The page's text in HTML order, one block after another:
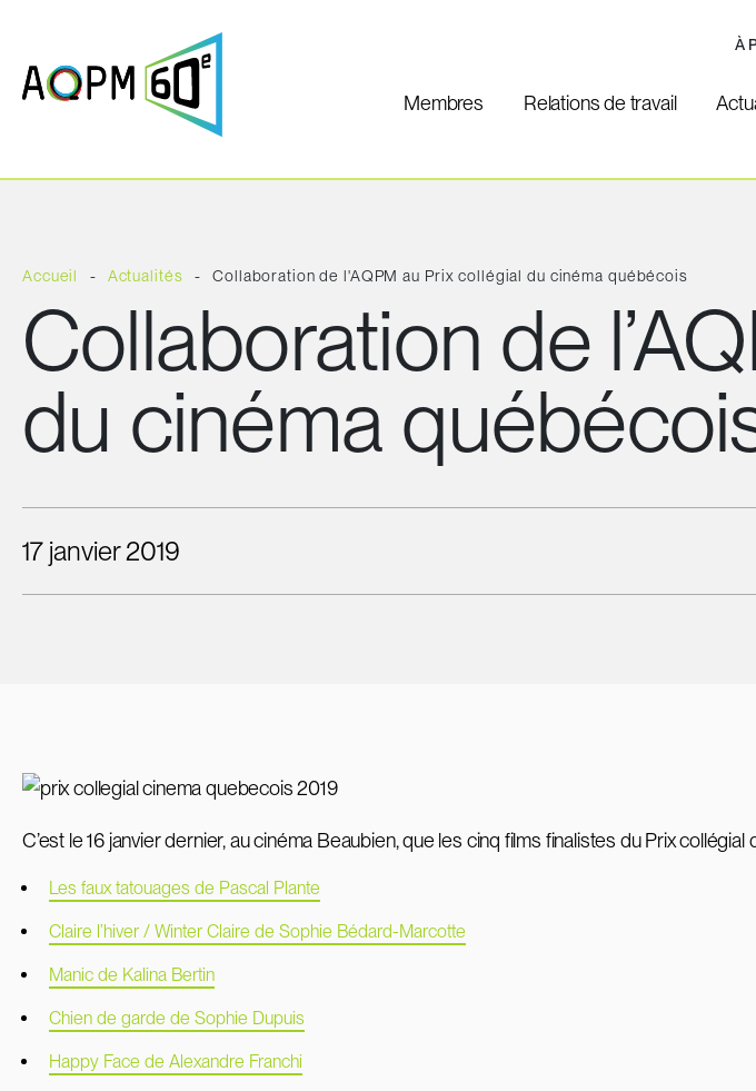
À
Membres Relations de travail
Accueil Actualités Collaboration de l'AQPM au Prix collégial du cinéma québécois
Collaboration de
du cinéma
17 janvier 2019
C’est le 16 janvier dernier, au cinéma Beaubien, que les cinq films finalistes du Prix
Les faux tatouages de Pascal Plante
Claire l’hiver / Winter Claire de Sophie Bédard-Marcotte
Manic de Kalina Bertin
Chien de garde de Sophie Dupuis
Happy Face de Alexandre Franchi